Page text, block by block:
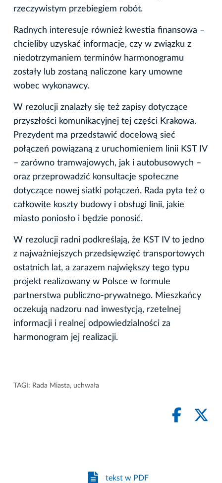
rzeczywistym przebiegiem robót.
Radnych interesuje również kwestia finansowa –
chcieliby uzyskać informacje, czy w związku z
niedotrzymaniem terminów harmonogramu
zostały lub zostaną naliczone kary umowne
wobec wykonawcy.
W rezolucji znalazły się też zapisy dotyczące
przyszłości komunikacyjnej tej części Krakowa.
Prezydent ma przedstawić docelową sieć
połączeń powiązaną z uruchomieniem linii KST IV
– zarówno tramwajowych, jak i autobusowych –
oraz przeprowadzić konsultacje społeczne
dotyczące nowej siatki połączeń. Rada pyta też o
całkowite koszty budowy i obsługi linii, jakie
miasto poniosło i będzie ponosić.
W rezolucji radni podkreślają, że KST IV to jedno
z najważniejszych przedsięwzięć transportowych
ostatnich lat, a zarazem największy tego typu
projekt realizowany w Polsce w formule
partnerstwa publiczno-prywatnego. Mieszkańcy
oczekują nadzoru nad inwestycją, rzetelnej
informacji i realnej odpowiedzialności za
harmonogram jej realizacji.
TAGI: Rada Miasta, uchwała
tekst w PDF